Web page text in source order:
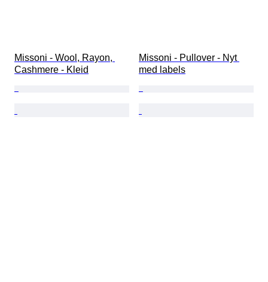
Missoni - Wool, Rayon,
Cashmere - Kleid
Missoni - Pullover - Nyt
med labels